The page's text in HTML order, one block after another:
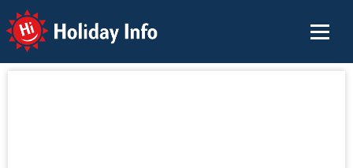
Holiday Info